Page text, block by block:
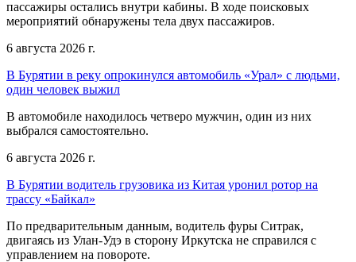
пассажиры остались внутри кабины. В ходе поисковых
мероприятий обнаружены тела двух пассажиров.
6 августа 2026 г.
В Бурятии в реку опрокинулся автомобиль «Урал» с людьми,
один человек выжил
В автомобиле находилось четверо мужчин, один из них
выбрался самостоятельно.
6 августа 2026 г.
В Бурятии водитель грузовика из Китая уронил ротор на
трассу «Байкал»
По предварительным данным, водитель фуры Ситрак,
двигаясь из Улан-Удэ в сторону Иркутска не справился с
управлением на повороте.